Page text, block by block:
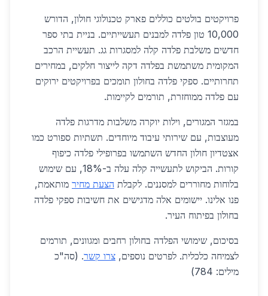
פרויקטים בולטים כוללים פארק טכנולוגי חולון, הדורש
10,000 טון פלדה למבנים תעשייתיים. בניית בתי ספר
חדשים משלבת פלדה קלה למסגרות גג. תעשיית הרכב
המקומית משתמשת בפלדה דקה לייצור חלקים, במחירים
תחרותיים. ספקי פלדה בחולון תומכים בפרויקטים ירוקים
עם פלדה ממוחזרת, תורמים לקיימות.
במגזר המגורים, וילות יוקרה משלבות מדרגות פלדה
מעוצבות, עם שירותי עיבוד מיוחדים. תשתיות ספורט כמו
אצטדיון חולון החדש השתמשו בפרופילי פלדה כיפוף
קורות. הביקוש לתעשייה קלה עלה ב-18%, עם שימוש
בלוחות מחוררים למסננים. לקבלת הצעת מחיר מותאמת,
פנו אלינו. יישומים אלה מדגישים את חשיבות ספקי פלדה
בחולון בפיתוח העיר.
בסיכום, שימושי הפלדה בחולון רחבים ומגוונים, תורמים
לצמיחה כלכלית. לפרטים נוספים, צרו קשר. (סה"כ
מילים: 784)